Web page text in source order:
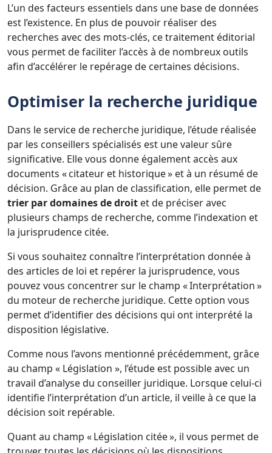
L’un des facteurs essentiels dans une base de données
est l’existence. En plus de pouvoir réaliser des
recherches avec des mots-clés, ce traitement éditorial
vous permet de faciliter l’accès à de nombreux outils
afin d’accélérer le repérage de certaines décisions.
Optimiser la recherche juridique
Dans le service de recherche juridique, l’étude réalisée
par les conseillers spécialisés est une valeur sûre
significative. Elle vous donne également accès aux
documents « citateur et historique » et à un résumé de
décision. Grâce au plan de classification, elle permet de
trier par domaines de droit et de préciser avec
plusieurs champs de recherche, comme l’indexation et
la jurisprudence citée.
Si vous souhaitez connaître l’interprétation donnée à
des articles de loi et repérer la jurisprudence, vous
pouvez vous concentrer sur le champ « Interprétation »
du moteur de recherche juridique. Cette option vous
permet d’identifier des décisions qui ont interprété la
disposition législative.
Comme nous l’avons mentionné précédemment, grâce
au champ « Législation », l’étude est possible avec un
travail d’analyse du conseiller juridique. Lorsque celui-ci
identifie l’interprétation d’un article, il veille à ce que la
décision soit repérable.
Quant au champ « Législation citée », il vous permet de